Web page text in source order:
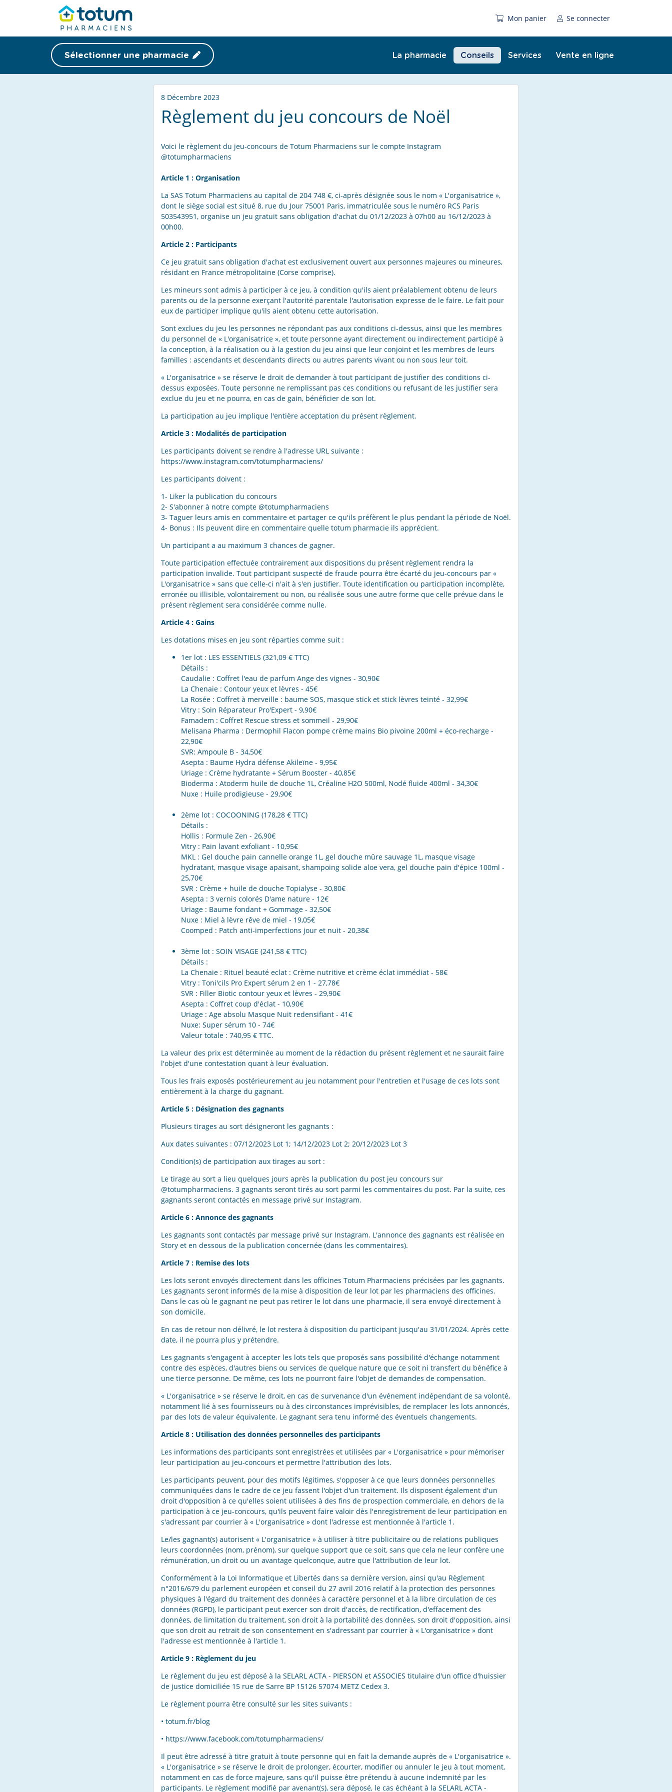
Mon panier Se connecter
Sélectionner une pharmacie La pharmacie Conseils Services Vente en ligne
8 Décembre 2023
Règlement du jeu concours de Noël
Voici le règlement du jeu-concours de Totum Pharmaciens sur le compte Instagram
@totumpharmaciens
Article 1 : Organisation
La SAS Totum Pharmaciens au capital de 204 748 €, ci-après désignée sous le nom « L'organisatrice »,
dont le siège social est situé 8, rue du Jour 75001 Paris, immatriculée sous le numéro RCS Paris
503543951, organise un jeu gratuit sans obligation d'achat du 01/12/2023 à 07h00 au 16/12/2023 à
00h00.
Article 2 : Participants
Ce jeu gratuit sans obligation d'achat est exclusivement ouvert aux personnes majeures ou mineures,
résidant en France métropolitaine (Corse comprise).
Les mineurs sont admis à participer à ce jeu, à condition qu'ils aient préalablement obtenu de leurs
parents ou de la personne exerçant l'autorité parentale l'autorisation expresse de le faire. Le fait pour
eux de participer implique qu'ils aient obtenu cette autorisation.
Sont exclues du jeu les personnes ne répondant pas aux conditions ci-dessus, ainsi que les membres
du personnel de « L'organisatrice », et toute personne ayant directement ou indirectement participé à
la conception, à la réalisation ou à la gestion du jeu ainsi que leur conjoint et les membres de leurs
familles : ascendants et descendants directs ou autres parents vivant ou non sous leur toit.
« L'organisatrice » se réserve le droit de demander à tout participant de justifier des conditions ci-
dessus exposées. Toute personne ne remplissant pas ces conditions ou refusant de les justifier sera
exclue du jeu et ne pourra, en cas de gain, bénéficier de son lot.
La participation au jeu implique l'entière acceptation du présent règlement.
Article 3 : Modalités de participation
Les participants doivent se rendre à l'adresse URL suivante :
https://www.instagram.com/totumpharmaciens/
Les participants doivent :
1- Liker la publication du concours
2- S'abonner à notre compte @totumpharmaciens
3- Taguer leurs amis en commentaire et partager ce qu'ils préfèrent le plus pendant la période de Noël.
4- Bonus : Ils peuvent dire en commentaire quelle totum pharmacie ils apprécient.
Un participant a au maximum 3 chances de gagner.
Toute participation effectuée contrairement aux dispositions du présent règlement rendra la
participation invalide. Tout participant suspecté de fraude pourra être écarté du jeu-concours par «
L'organisatrice » sans que celle-ci n'ait à s'en justifier. Toute identification ou participation incomplète,
erronée ou illisible, volontairement ou non, ou réalisée sous une autre forme que celle prévue dans le
présent règlement sera considérée comme nulle.
Article 4 : Gains
Les dotations mises en jeu sont réparties comme suit :
1er lot : LES ESSENTIELS (321,09 € TTC)
Détails :
Caudalie : Coffret l'eau de parfum Ange des vignes - 30,90€
La Chenaie : Contour yeux et lèvres - 45€
La Rosée : Coffret à merveille : baume SOS, masque stick et stick lèvres teinté - 32,99€
Vitry : Soin Réparateur Pro'Expert - 9,90€
Famadem : Coffret Rescue stress et sommeil - 29,90€
Melisana Pharma : Dermophil Flacon pompe crème mains Bio pivoine 200ml + éco-recharge -
22,90€
SVR: Ampoule B - 34,50€
Asepta : Baume Hydra défense Akileïne - 9,95€
Uriage : Crème hydratante + Sérum Booster - 40,85€
Bioderma : Atoderm huile de douche 1L, Créaline H2O 500ml, Nodé fluide 400ml - 34,30€
Nuxe : Huile prodigieuse - 29,90€
2ème lot : COCOONING (178,28 € TTC)
Détails :
Hollis : Formule Zen - 26,90€
Vitry : Pain lavant exfoliant - 10,95€
MKL : Gel douche pain cannelle orange 1L, gel douche mûre sauvage 1L, masque visage
hydratant, masque visage apaisant, shampoing solide aloe vera, gel douche pain d'épice 100ml -
25,70€
SVR : Crème + huile de douche Topialyse - 30,80€
Asepta : 3 vernis colorés D'ame nature - 12€
Uriage : Baume fondant + Gommage - 32,50€
Nuxe : Miel à lèvre rêve de miel - 19,05€
Coomped : Patch anti-imperfections jour et nuit - 20,38€
3ème lot : SOIN VISAGE (241,58 € TTC)
Détails :
La Chenaie : Rituel beauté eclat : Crème nutritive et crème éclat immédiat - 58€
Vitry : Toni'cils Pro Expert sérum 2 en 1 - 27,78€
SVR : Filler Biotic contour yeux et lèvres - 29,90€
Asepta : Coffret coup d'éclat - 10,90€
Uriage : Age absolu Masque Nuit redensifiant - 41€
Nuxe: Super sérum 10 - 74€
Valeur totale : 740,95 € TTC.
La valeur des prix est déterminée au moment de la rédaction du présent règlement et ne saurait faire
l'objet d'une contestation quant à leur évaluation.
Tous les frais exposés postérieurement au jeu notamment pour l'entretien et l'usage de ces lots sont
entièrement à la charge du gagnant.
Article 5 : Désignation des gagnants
Plusieurs tirages au sort désigneront les gagnants :
Aux dates suivantes : 07/12/2023 Lot 1; 14/12/2023 Lot 2; 20/12/2023 Lot 3
Condition(s) de participation aux tirages au sort :
Le tirage au sort a lieu quelques jours après la publication du post jeu concours sur
@totumpharmaciens. 3 gagnants seront tirés au sort parmi les commentaires du post. Par la suite, ces
gagnants seront contactés en message privé sur Instagram.
Article 6 : Annonce des gagnants
Les gagnants sont contactés par message privé sur Instagram. L'annonce des gagnants est réalisée en
Story et en dessous de la publication concernée (dans les commentaires).
Article 7 : Remise des lots
Les lots seront envoyés directement dans les officines Totum Pharmaciens précisées par les gagnants.
Les gagnants seront informés de la mise à disposition de leur lot par les pharmaciens des officines.
Dans le cas où le gagnant ne peut pas retirer le lot dans une pharmacie, il sera envoyé directement à
son domicile.
En cas de retour non délivré, le lot restera à disposition du participant jusqu'au 31/01/2024. Après cette
date, il ne pourra plus y prétendre.
Les gagnants s'engagent à accepter les lots tels que proposés sans possibilité d'échange notamment
contre des espèces, d'autres biens ou services de quelque nature que ce soit ni transfert du bénéfice à
une tierce personne. De même, ces lots ne pourront faire l'objet de demandes de compensation.
« L'organisatrice » se réserve le droit, en cas de survenance d'un événement indépendant de sa volonté,
notamment lié à ses fournisseurs ou à des circonstances imprévisibles, de remplacer les lots annoncés,
par des lots de valeur équivalente. Le gagnant sera tenu informé des éventuels changements.
Article 8 : Utilisation des données personnelles des participants
Les informations des participants sont enregistrées et utilisées par « L'organisatrice » pour mémoriser
leur participation au jeu-concours et permettre l'attribution des lots.
Les participants peuvent, pour des motifs légitimes, s'opposer à ce que leurs données personnelles
communiquées dans le cadre de ce jeu fassent l'objet d'un traitement. Ils disposent également d'un
droit d'opposition à ce qu'elles soient utilisées à des fins de prospection commerciale, en dehors de la
participation à ce jeu-concours, qu'ils peuvent faire valoir dès l'enregistrement de leur participation en
s'adressant par courrier à « L'organisatrice » dont l'adresse est mentionnée à l'article 1.
Le/les gagnant(s) autorisent « L'organisatrice » à utiliser à titre publicitaire ou de relations publiques
leurs coordonnées (nom, prénom), sur quelque support que ce soit, sans que cela ne leur confère une
rémunération, un droit ou un avantage quelconque, autre que l'attribution de leur lot.
Conformément à la Loi Informatique et Libertés dans sa dernière version, ainsi qu'au Règlement
n°2016/679 du parlement européen et conseil du 27 avril 2016 relatif à la protection des personnes
physiques à l'égard du traitement des données à caractère personnel et à la libre circulation de ces
données (RGPD), le participant peut exercer son droit d'accès, de rectification, d'effacement des
données, de limitation du traitement, son droit à la portabilité des données, son droit d'opposition, ainsi
que son droit au retrait de son consentement en s'adressant par courrier à « L'organisatrice » dont
l'adresse est mentionnée à l'article 1.
Article 9 : Règlement du jeu
Le règlement du jeu est déposé à la SELARL ACTA - PIERSON et ASSOCIES titulaire d'un office d'huissier
de justice domiciliée 15 rue de Sarre BP 15126 57074 METZ Cedex 3.
Le règlement pourra être consulté sur les sites suivants :
• totum.fr/blog
• https://www.facebook.com/totumpharmaciens/
Il peut être adressé à titre gratuit à toute personne qui en fait la demande auprès de « L'organisatrice ».
« L'organisatrice » se réserve le droit de prolonger, écourter, modifier ou annuler le jeu à tout moment,
notamment en cas de force majeure, sans qu'il puisse être prétendu à aucune indemnité par les
participants. Le règlement modifié par avenant(s), sera déposé, le cas échéant à la SELARL ACTA -